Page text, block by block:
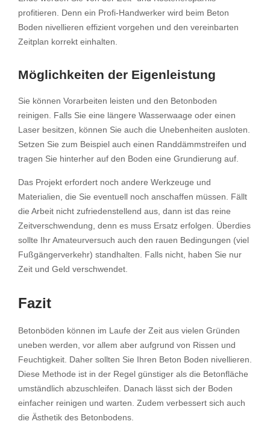
profitieren. Denn ein Profi-Handwerker wird beim Beton
Boden nivellieren effizient vorgehen und den vereinbarten
Zeitplan korrekt einhalten.
Möglichkeiten der Eigenleistung
Sie können Vorarbeiten leisten und den Betonboden
reinigen. Falls Sie eine längere Wasserwaage oder einen
Laser besitzen, können Sie auch die Unebenheiten ausloten.
Setzen Sie zum Beispiel auch einen Randdämmstreifen und
tragen Sie hinterher auf den Boden eine Grundierung auf.
Das Projekt erfordert noch andere Werkzeuge und
Materialien, die Sie eventuell noch anschaffen müssen. Fällt
die Arbeit nicht zufriedenstellend aus, dann ist das reine
Zeitverschwendung, denn es muss Ersatz erfolgen. Überdies
sollte Ihr Amateurversuch auch den rauen Bedingungen (viel
Fußgängerverkehr) standhalten. Falls nicht, haben Sie nur
Zeit und Geld verschwendet.
Fazit
Betonböden können im Laufe der Zeit aus vielen Gründen
uneben werden, vor allem aber aufgrund von Rissen und
Feuchtigkeit. Daher sollten Sie Ihren Beton Boden nivellieren.
Diese Methode ist in der Regel günstiger als die Betonfläche
umständlich abzuschleifen. Danach lässt sich der Boden
einfacher reinigen und warten. Zudem verbessert sich auch
die Ästhetik des Betonbodens.